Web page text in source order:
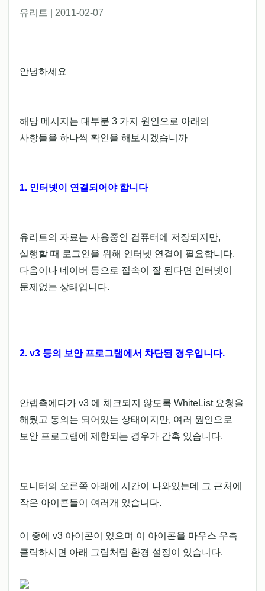
유리트 | 2011-02-07
안녕하세요
해당 메시지는 대부분 3 가지 원인으로 아래의
사항들을 하나씩 확인을 해보시겠습니까
1. 인터넷이 연결되어야 합니다
유리트의 자료는 사용중인 컴퓨터에 저장되지만,
실행할 때 로그인을 위해 인터넷 연결이 필요합니다.
다음이나 네이버 등으로 접속이 잘 된다면 인터넷이
문제없는 상태입니다.
2. v3 등의 보안 프로그램에서 차단된 경우입니다.
안랩측에다가 v3 에 체크되지 않도록 WhiteList 요청을
해뒀고 동의는 되어있는 상태이지만, 여러 원인으로
보안 프로그램에 제한되는 경우가 간혹 있습니다.
모니터의 오른쪽 아래에 시간이 나와있는데 그 근처에
작은 아이콘들이 여러개 있습니다.
이 중에 v3 아이콘이 있으며 이 아이콘을 마우스 우측
클릭하시면 아래 그림처럼 환경 설정이 있습니다.